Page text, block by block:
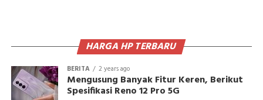
HARGA HP TERBARU
BERITA 2 years ago
Mengusung Banyak Fitur Keren, Berikut
Spesifikasi Reno 12 Pro 5G